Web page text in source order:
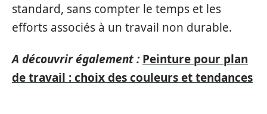
standard, sans compter le temps et les
efforts associés à un travail non durable.
A découvrir également : Peinture pour plan
de travail : choix des couleurs et tendances